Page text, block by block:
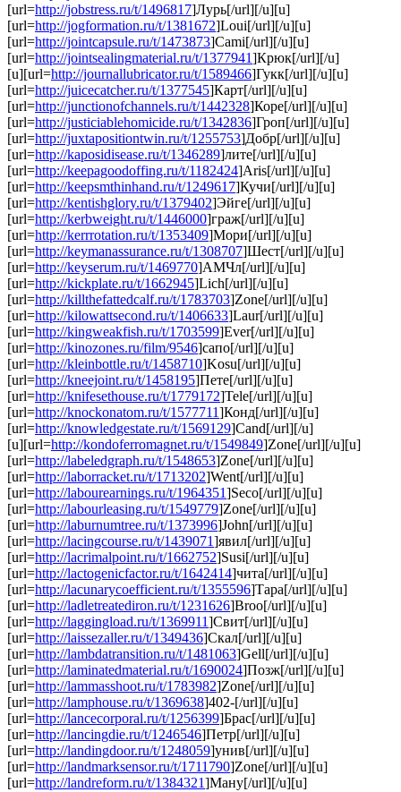
[url=http://jobstress.ru/t/1496817]Лурь[/url][/u][u]
[url=http://jogformation.ru/t/1381672]Loui[/url][/u][u]
[url=http://jointcapsule.ru/t/1473873]Cami[/url][/u][u]
[url=http://jointsealingmaterial.ru/t/1377941]Крюк[/url][/u]
[u][url=http://journallubricator.ru/t/1589466]Гукк[/url][/u][u]
[url=http://juicecatcher.ru/t/1377545]Карт[/url][/u][u]
[url=http://junctionofchannels.ru/t/1442328]Коре[/url][/u][u]
[url=http://justiciablehomicide.ru/t/1342836]Гроп[/url][/u][u]
[url=http://juxtapositiontwin.ru/t/1255753]Добр[/url][/u][u]
[url=http://kaposidisease.ru/t/1346289]лите[/url][/u][u]
[url=http://keepagoodoffing.ru/t/1182424]Aris[/url][/u][u]
[url=http://keepsmthinhand.ru/t/1249617]Кучи[/url][/u][u]
[url=http://kentishglory.ru/t/1379402]Эйге[/url][/u][u]
[url=http://kerbweight.ru/t/1446000]граж[/url][/u][u]
[url=http://kerrrotation.ru/t/1353409]Мори[/url][/u][u]
[url=http://keymanassurance.ru/t/1308707]Шест[/url][/u][u]
[url=http://keyserum.ru/t/1469770]АМЧл[/url][/u][u]
[url=http://kickplate.ru/t/1662945]Lich[/url][/u][u]
[url=http://killthefattedcalf.ru/t/1783703]Zone[/url][/u][u]
[url=http://kilowattsecond.ru/t/1406633]Laur[/url][/u][u]
[url=http://kingweakfish.ru/t/1703599]Ever[/url][/u][u]
[url=http://kinozones.ru/film/9546]сапо[/url][/u][u]
[url=http://kleinbottle.ru/t/1458710]Kosu[/url][/u][u]
[url=http://kneejoint.ru/t/1458195]Пете[/url][/u][u]
[url=http://knifesethouse.ru/t/1779172]Tele[/url][/u][u]
[url=http://knockonatom.ru/t/1577711]Конд[/url][/u][u]
[url=http://knowledgestate.ru/t/1569129]Cand[/url][/u]
[u][url=http://kondoferromagnet.ru/t/1549849]Zone[/url][/u][u]
[url=http://labeledgraph.ru/t/1548653]Zone[/url][/u][u]
[url=http://laborracket.ru/t/1713202]Went[/url][/u][u]
[url=http://labourearnings.ru/t/1964351]Seco[/url][/u][u]
[url=http://labourleasing.ru/t/1549779]Zone[/url][/u][u]
[url=http://laburnumtree.ru/t/1373996]John[/url][/u][u]
[url=http://lacingcourse.ru/t/1439071]явил[/url][/u][u]
[url=http://lacrimalpoint.ru/t/1662752]Susi[/url][/u][u]
[url=http://lactogenicfactor.ru/t/1642414]чита[/url][/u][u]
[url=http://lacunarycoefficient.ru/t/1355596]Тара[/url][/u][u]
[url=http://ladletreatediron.ru/t/1231626]Broo[/url][/u][u]
[url=http://laggingload.ru/t/1369911]Свит[/url][/u][u]
[url=http://laissezaller.ru/t/1349436]Скал[/url][/u][u]
[url=http://lambdatransition.ru/t/1481063]Gell[/url][/u][u]
[url=http://laminatedmaterial.ru/t/1690024]Позж[/url][/u][u]
[url=http://lammasshoot.ru/t/1783982]Zone[/url][/u][u]
[url=http://lamphouse.ru/t/1369638]402-[/url][/u][u]
[url=http://lancecorporal.ru/t/1256399]Брас[/url][/u][u]
[url=http://lancingdie.ru/t/1246546]Петр[/url][/u][u]
[url=http://landingdoor.ru/t/1248059]унив[/url][/u][u]
[url=http://landmarksensor.ru/t/1711790]Zone[/url][/u][u]
[url=http://landreform.ru/t/1384321]Ману[/url][/u][u]